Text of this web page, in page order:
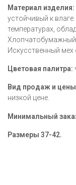
Материал изделия:
устойчивый к
температурах,
Хлопчатобумажный
Искусственный мех
Цветовая палитра:
Вид продаж и
низкой цене.
Минимальный
Размеры 37-42.